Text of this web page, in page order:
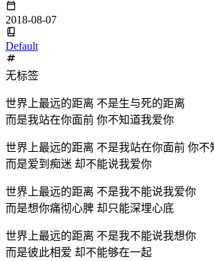
2018-08-07
Default
无标签
世界上最远的距离 不是生与死的距离
而是我站在你面前 你不知道我爱你
世界上最远的距离 不是我站在你面前 你不
而是爱到痴迷 却不能说我爱你
世界上最远的距离 不是我不能说我爱你
而是想你痛彻心脾 却只能深埋心底
世界上最远的距离 不是我不能说我想你
而是彼此相爱 却不能够在一起